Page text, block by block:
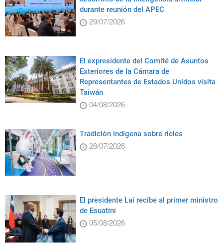
durante reunión del APEC
29/07/2026
El expresidente del Comité de Asuntos
Exteriores de la Cámara de
Representantes de Estados Unidos visita
Taiwán
04/08/2026
Tradición indígena sobre rieles
28/07/2026
El presidente Lai recibe al primer ministro
de Esuatini
05/08/2026